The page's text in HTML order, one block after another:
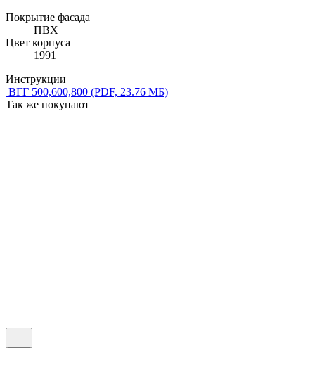
Покрытие фасада
ПВХ
Цвет корпуса
1991
Инструкции
ВГГ 500,600,800 (PDF, 23.76 МБ)
Так же покупают